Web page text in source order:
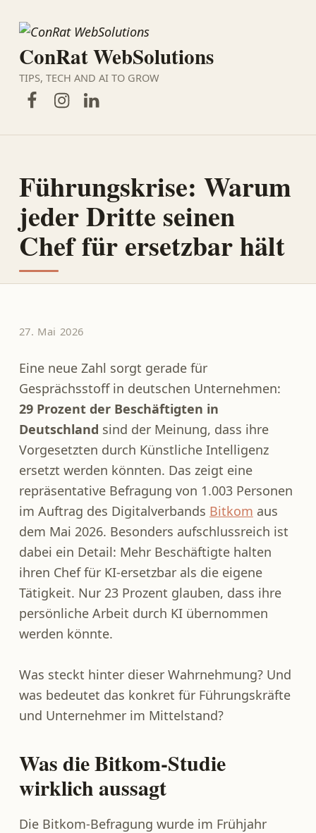
ConRat WebSolutions
TIPS, TECH AND AI TO GROW
Facebook
Instagram
LinkedIn
Führungskrise: Warum
jeder Dritte seinen
Chef für ersetzbar hält
27. Mai 2026
Eine neue Zahl sorgt gerade für
Gesprächsstoff in deutschen Unternehmen:
29 Prozent der Beschäftigten in
Deutschland sind der Meinung, dass ihre
Vorgesetzten durch Künstliche Intelligenz
ersetzt werden könnten. Das zeigt eine
repräsentative Befragung von 1.003 Personen
im Auftrag des Digitalverbands Bitkom aus
dem Mai 2026. Besonders aufschlussreich ist
dabei ein Detail: Mehr Beschäftigte halten
ihren Chef für KI-ersetzbar als die eigene
Tätigkeit. Nur 23 Prozent glauben, dass ihre
persönliche Arbeit durch KI übernommen
werden könnte.
Was steckt hinter dieser Wahrnehmung? Und
was bedeutet das konkret für Führungskräfte
und Unternehmer im Mittelstand?
Was die Bitkom-Studie
wirklich aussagt
Die Bitkom-Befragung wurde im Frühjahr